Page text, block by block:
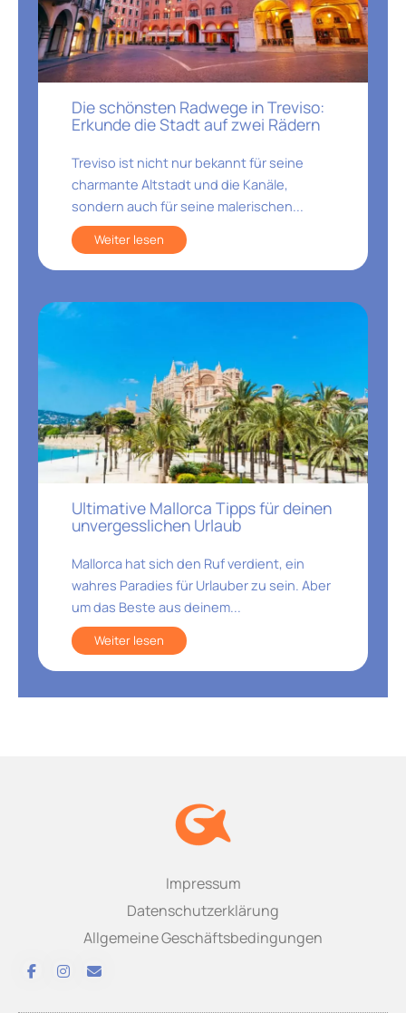
Die schönsten Radwege in Treviso:
Erkunde die Stadt auf zwei Rädern
Treviso ist nicht nur bekannt für seine
charmante Altstadt und die Kanäle,
sondern auch für seine malerischen...
Weiter lesen
Ultimative Mallorca Tipps für deinen
unvergesslichen Urlaub
Mallorca hat sich den Ruf verdient, ein
wahres Paradies für Urlauber zu sein. Aber
um das Beste aus deinem...
Weiter lesen
Impressum
Datenschutzerklärung
Allgemeine Geschäftsbedingungen